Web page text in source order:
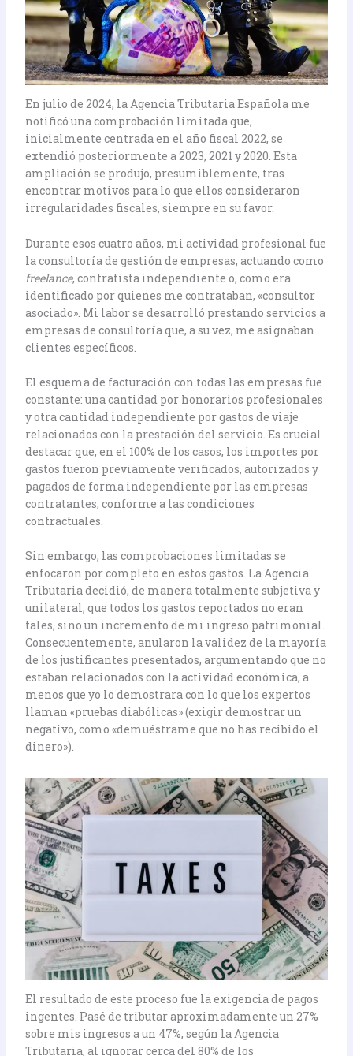
En julio de 2024, la Agencia Tributaria Española me
notificó una comprobación limitada que,
inicialmente centrada en el año fiscal 2022, se
extendió posteriormente a 2023, 2021 y 2020. Esta
ampliación se produjo, presumiblemente, tras
encontrar motivos para lo que ellos consideraron
irregularidades fiscales, siempre en su favor.
Durante esos cuatro años, mi actividad profesional fue
la consultoría de gestión de empresas, actuando como
freelance, contratista independiente o, como era
identificado por quienes me contrataban, «consultor
asociado». Mi labor se desarrolló prestando servicios a
empresas de consultoría que, a su vez, me asignaban
clientes específicos.
El esquema de facturación con todas las empresas fue
constante: una cantidad por honorarios profesionales
y otra cantidad independiente por gastos de viaje
relacionados con la prestación del servicio. Es crucial
destacar que, en el 100% de los casos, los importes por
gastos fueron previamente verificados, autorizados y
pagados de forma independiente por las empresas
contratantes, conforme a las condiciones
contractuales.
Sin embargo, las comprobaciones limitadas se
enfocaron por completo en estos gastos. La Agencia
Tributaria decidió, de manera totalmente subjetiva y
unilateral, que todos los gastos reportados no eran
tales, sino un incremento de mi ingreso patrimonial.
Consecuentemente, anularon la validez de la mayoría
de los justificantes presentados, argumentando que no
estaban relacionados con la actividad económica, a
menos que yo lo demostrara con lo que los expertos
llaman «pruebas diabólicas» (exigir demostrar un
negativo, como «demuéstrame que no has recibido el
dinero»).
El resultado de este proceso fue la exigencia de pagos
ingentes. Pasé de tributar aproximadamente un 27%
sobre mis ingresos a un 47%, según la Agencia
Tributaria, al ignorar cerca del 80% de los